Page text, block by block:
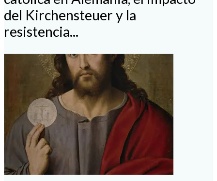
del Kirchensteuer y la
resistencia...